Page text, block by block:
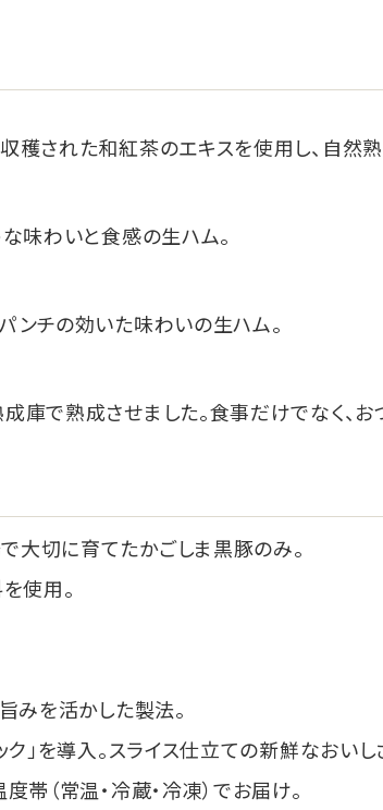
された和紅茶のエキスを使用し、自然熟
味わいと食感の生ハム。
ンチの効いた味わいの生ハム。
で熟成させました。食事だけでなく、お
切に育てたかごしま黒豚のみ。
使用。
みを活かした製法。
」を導入。スライス仕立ての新鮮なおいし
（常温・冷蔵・冷凍）でお届け。